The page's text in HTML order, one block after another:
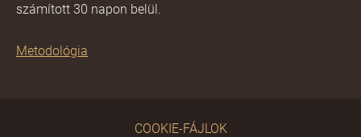
számított 30 napon belül.
Metodológia
COOKIE-FÁJLOK